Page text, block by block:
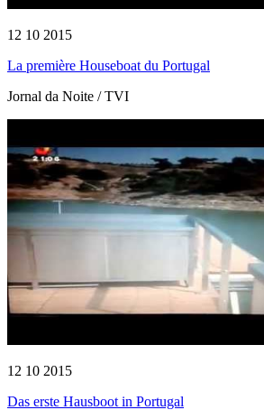
12 10 2015
La première Houseboat du Portugal
Jornal da Noite / TVI
12 10 2015
Das erste Hausboot in Portugal